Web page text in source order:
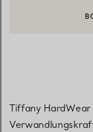
EINEN
Tiffany HardWear